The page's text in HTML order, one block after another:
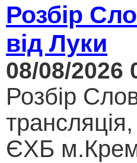
Розбір
від Луки
08/08/2026
Розбір
ЄХБ